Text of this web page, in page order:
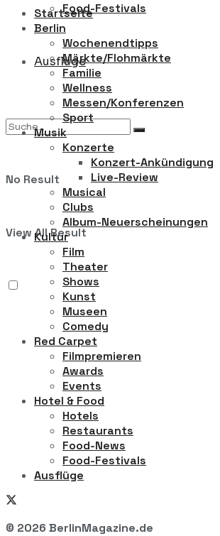
Food-Festivals
Ausflüge
No Result
View All Result
Startseite
Berlin
Wochenendtipps
Märkte/Flohmärkte
Familie
Wellness
Messen/Konferenzen
Sport
Musik
Konzerte
Konzert-Ankündigung
Live-Review
Musical
Clubs
Album-Neuerscheinungen
Kultur
Film
Theater
Shows
Kunst
Museen
Comedy
Red Carpet
Filmpremieren
Awards
Events
Hotel & Food
Hotels
Restaurants
Food-News
Food-Festivals
Ausflüge
© 2026 BerlinMagazine.de